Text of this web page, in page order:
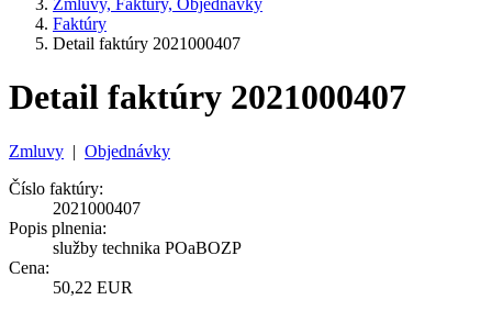
Zmluvy, Faktúry, Objednávky
Faktúry
Detail faktúry 2021000407
Detail faktúry 2021000407
Zmluvy | Objednávky
Číslo faktúry:
2021000407
Popis plnenia:
služby technika POaBOZP
Cena:
50,22 EUR